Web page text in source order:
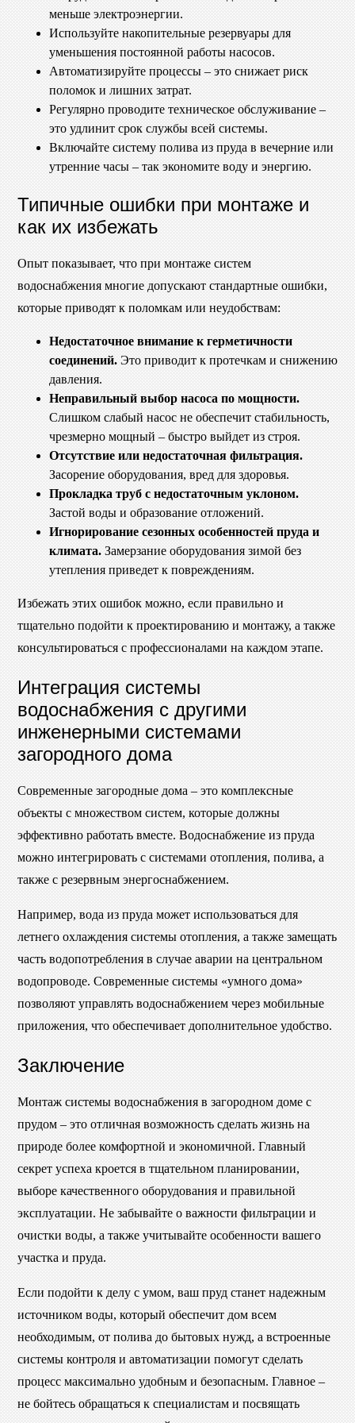
меньше электроэнергии.
Используйте накопительные резервуары для
уменьшения постоянной работы насосов.
Автоматизируйте процессы – это снижает риск
поломок и лишних затрат.
Регулярно проводите техническое обслуживание –
это удлинит срок службы всей системы.
Включайте систему полива из пруда в вечерние или
утренние часы – так экономите воду и энергию.
Типичные ошибки при монтаже и
как их избежать
Опыт показывает, что при монтаже систем
водоснабжения многие допускают стандартные ошибки,
которые приводят к поломкам или неудобствам:
Недостаточное внимание к герметичности
соединений. Это приводит к протечкам и снижению
давления.
Неправильный выбор насоса по мощности.
Слишком слабый насос не обеспечит стабильность,
чрезмерно мощный – быстро выйдет из строя.
Отсутствие или недостаточная фильтрация.
Засорение оборудования, вред для здоровья.
Прокладка труб с недостаточным уклоном.
Застой воды и образование отложений.
Игнорирование сезонных особенностей пруда и
климата. Замерзание оборудования зимой без
утепления приведет к повреждениям.
Избежать этих ошибок можно, если правильно и
тщательно подойти к проектированию и монтажу, а также
консультироваться с профессионалами на каждом этапе.
Интеграция системы
водоснабжения с другими
инженерными системами
загородного дома
Современные загородные дома – это комплексные
объекты с множеством систем, которые должны
эффективно работать вместе. Водоснабжение из пруда
можно интегрировать с системами отопления, полива, а
также с резервным энергоснабжением.
Например, вода из пруда может использоваться для
летнего охлаждения системы отопления, а также замещать
часть водопотребления в случае аварии на центральном
водопроводе. Современные системы «умного дома»
позволяют управлять водоснабжением через мобильные
приложения, что обеспечивает дополнительное удобство.
Заключение
Монтаж системы водоснабжения в загородном доме с
прудом – это отличная возможность сделать жизнь на
природе более комфортной и экономичной. Главный
секрет успеха кроется в тщательном планировании,
выборе качественного оборудования и правильной
эксплуатации. Не забывайте о важности фильтрации и
очистки воды, а также учитывайте особенности вашего
участка и пруда.
Если подойти к делу с умом, ваш пруд станет надежным
источником воды, который обеспечит дом всем
необходимым, от полива до бытовых нужд, а встроенные
системы контроля и автоматизации помогут сделать
процесс максимально удобным и безопасным. Главное –
не бойтесь обращаться к специалистам и посвящать